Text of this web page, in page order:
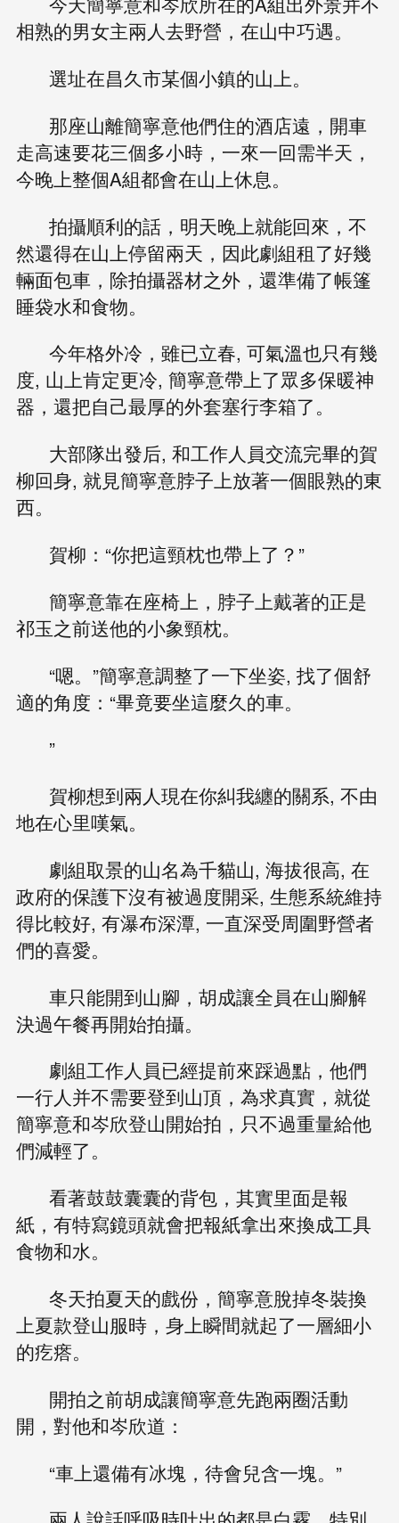
相熟的男女主兩人去野營，在山中巧遇。
選址在昌久市某個小鎮的山上。
那座山離簡寧意他們住的酒店遠，開車
走高速要花三個多小時，一來一回需半天，
今晚上整個A組都會在山上休息。
拍攝順利的話，明天晚上就能回來，不
然還得在山上停留兩天，因此劇組租了好幾
輛面包車，除拍攝器材之外，還準備了帳篷
睡袋水和食物。
今年格外冷，雖已立春, 可氣溫也只有幾
度, 山上肯定更冷, 簡寧意帶上了眾多保暖神
器，還把自己最厚的外套塞行李箱了。
大部隊出發后, 和工作人員交流完畢的賀
柳回身, 就見簡寧意脖子上放著一個眼熟的東
西。
賀柳：“你把這頸枕也帶上了？”
簡寧意靠在座椅上，脖子上戴著的正是
祁玉之前送他的小象頸枕。
“嗯。”簡寧意調整了一下坐姿, 找了個舒
適的角度：“畢竟要坐這麼久的車。
”
賀柳想到兩人現在你糾我纏的關系, 不由
地在心里嘆氣。
劇組取景的山名為千貓山, 海拔很高, 在
政府的保護下沒有被過度開采, 生態系統維持
得比較好, 有瀑布深潭, 一直深受周圍野營者
們的喜愛。
車只能開到山腳，胡成讓全員在山腳解
決過午餐再開始拍攝。
劇組工作人員已經提前來踩過點，他們
一行人并不需要登到山頂，為求真實，就從
簡寧意和岑欣登山開始拍，只不過重量給他
們減輕了。
看著鼓鼓囊囊的背包，其實里面是報
紙，有特寫鏡頭就會把報紙拿出來換成工具
食物和水。
冬天拍夏天的戲份，簡寧意脫掉冬裝換
上夏款登山服時，身上瞬間就起了一層細小
的疙瘩。
開拍之前胡成讓簡寧意先跑兩圈活動
開，對他和岑欣道：
“車上還備有冰塊，待會兒含一塊。”